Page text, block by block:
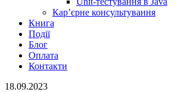
Кар’єрне консультування
Книга
Події
Блог
Оплата
Контакти
18.09.2023